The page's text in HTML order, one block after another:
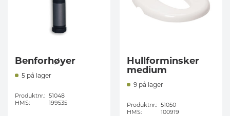
Benforhøyer
5 på lager
Produktnr.: 51048
HMS:
199535
Hullforminsker
medium
9 på lager
Produktnr.: 51050
HMS:
100919